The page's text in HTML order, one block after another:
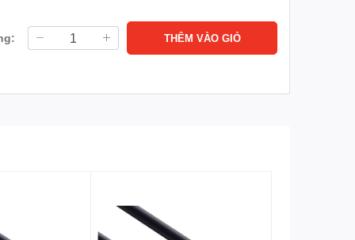
phim thương mại.
THÊM VÀO GIỎ